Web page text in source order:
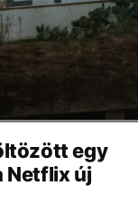
egy
Netflix új